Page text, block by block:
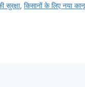
सुरक्षा,किसानों के लिए नया